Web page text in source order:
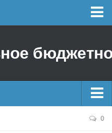
г. Уфы 0